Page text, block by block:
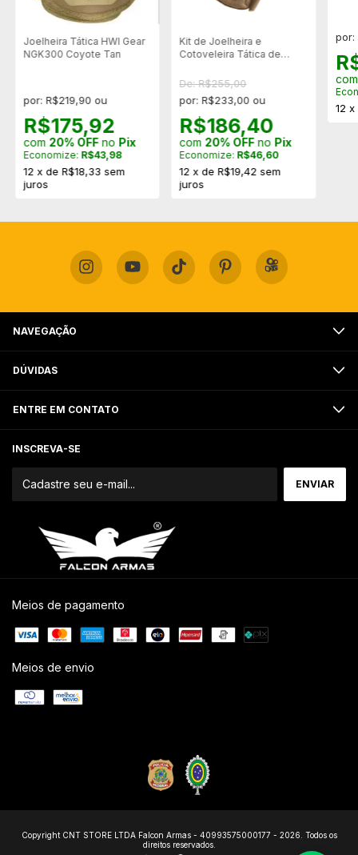
Joelheira Tática HWI Gear
NGK300 Coyote Tan
por: R$219,90 ou
R$175,92
com 20% OFFno Pix
Economize: R$43,98
12 x de R$18,33 sem
juros
Kit de Joelheira e
Cotoveleira Tática de
De: R$255,00
por: R$233,00 ou
R$186,40
com 20% OFFno Pix
Economize: R$46,60
12 xdeR$19,42 sem
juros
por:
12 x
NAVEGAÇÃO
DÚVIDAS
ENTRE EM CONTATO
INSCREVA-SE
Meios de pagamento
Meios de envio
Copyright CNT STORE LTDA Falcon Armas - 40993575000177 - 2026. Todos os
direitos reservados.